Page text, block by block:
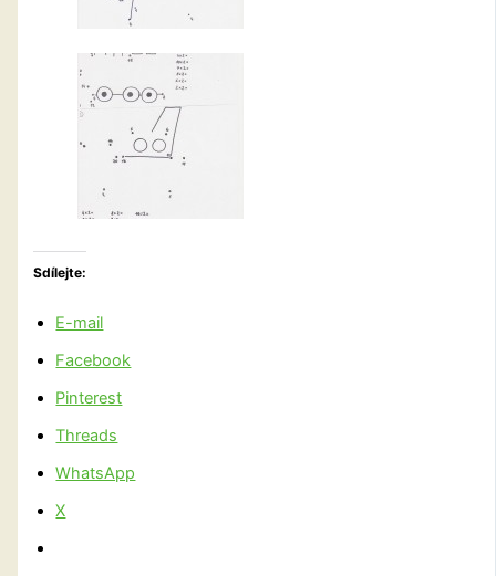
Sdílejte:
E-mail
Facebook
Pinterest
Threads
WhatsApp
X